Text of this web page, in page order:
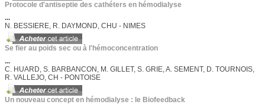
Protocole d'antiseptie des cathéters en hémodialyse
...
N. BESSIERE, R. DAYMOND, CHU - NIMES
Se fier au poids sec ou à l'hémoconcentration
...
C. HUARD, S. BARBANCON, M. GILLET, S. GRIE, A. SEMENT, D. TOURNOIS,
R. VALLEJO, CH - PONTOISE
Un nouveau concept en hémodialyse : le Biofeedback